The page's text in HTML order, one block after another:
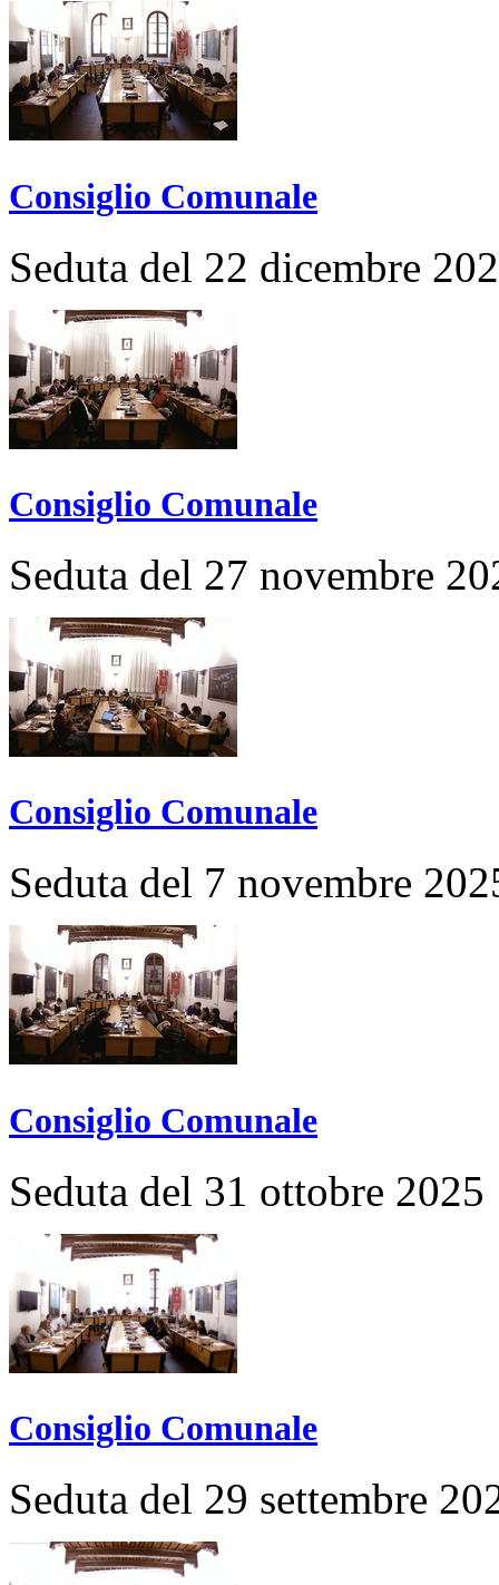
Consiglio Comunale
Seduta del 22 dicembre
Consiglio Comunale
Seduta del 27 novembre
Consiglio Comunale
Seduta del 7 novembre
Consiglio Comunale
Seduta del 31 ottobre 2025
Consiglio Comunale
Seduta del 29 settembre